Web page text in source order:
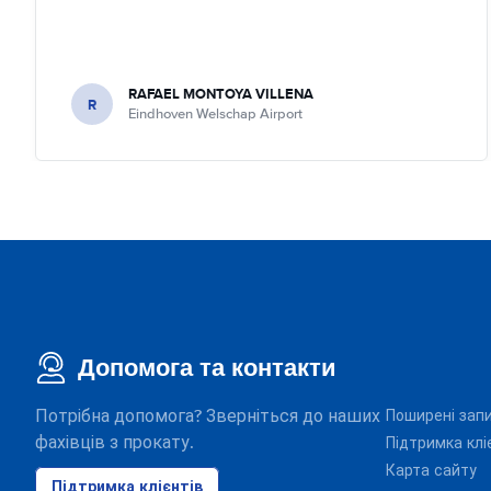
R RAFAEL MONTOYA VILLENA
Eindhoven Welschap Airport
Допомога та контакти
Потрібна допомога? Зверніться до наших
фахівців з прокату.
Підтримка клієнтів
Поширені
Підтримка
Карта сайту